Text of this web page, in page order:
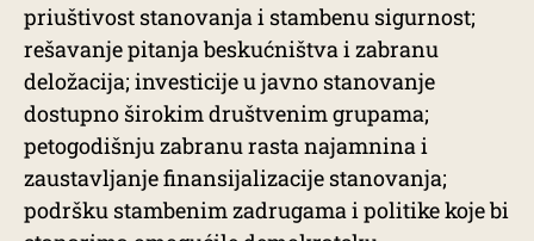
priuštivost stanovanja i stambenu sigurnost;
rešavanje pitanja beskućništva i zabranu
deložacija; investicije u javno stanovanje
dostupno širokim društvenim grupama;
petogodišnju zabranu rasta najamnina i
zaustavljanje finansijalizacije stanovanja;
podršku stambenim zadrugama i politike koje bi